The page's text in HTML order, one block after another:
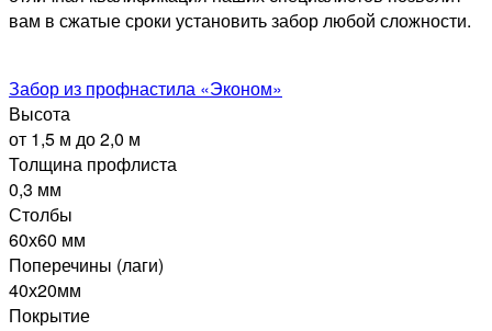
вам в сжатые сроки установить забор любой сложности.
Забор из профнастила «Эконом»
Высота
от 1,5 м до 2,0 м
Толщина профлиста
0,3 мм
Столбы
60х60 мм
Поперечины (лаги)
40х20мм
Покрытие